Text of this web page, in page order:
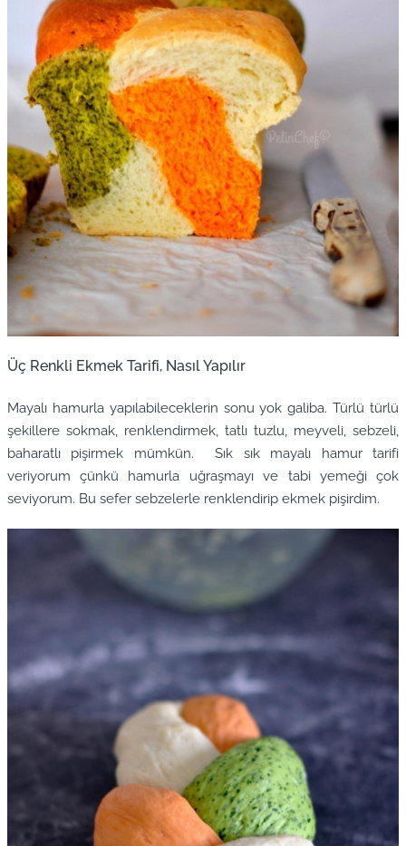
Üç Renkli Ekmek Tarifi, Nasıl Yapılır
Mayalı hamurla yapılabileceklerin sonu yok galiba. Türlü türlü
şekillere sokmak, renklendirmek, tatlı tuzlu, meyveli, sebzeli,
baharatlı pişirmek mümkün. Sık sık mayalı hamur tarifi
veriyorum çünkü hamurla uğraşmayı ve tabi yemeği çok
seviyorum. Bu sefer sebzelerle renklendirip ekmek pişirdim.